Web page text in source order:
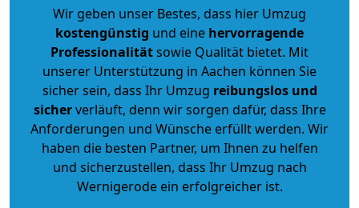
Wir geben unser Bestes, dass hier Umzug
kostengünstig und eine hervorragende
Professionalitätsowie Qualität bietet. Mit
unserer Unterstützung in Aachen können Sie
sicher sein, dass Ihr Umzug reibungslos und
sicherverläuft, denn wir sorgen dafür, dass Ihre
Anforderungen und Wünsche erfüllt werden. Wir
haben die besten Partner, um Ihnen zu helfen
und sicherzustellen, dass Ihr Umzug nach
Wernigerode ein erfolgreicher ist.